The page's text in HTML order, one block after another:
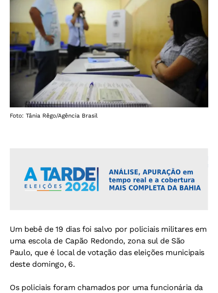
Foto: Tânia Rêgo/Agência Brasil
Um bebê de 19 dias foi salvo por policiais militares em
uma escola de Capão Redondo, zona sul de São
Paulo, que é local de votação das eleições municipais
deste domingo, 6.
Os policiais foram chamados por uma funcionária da